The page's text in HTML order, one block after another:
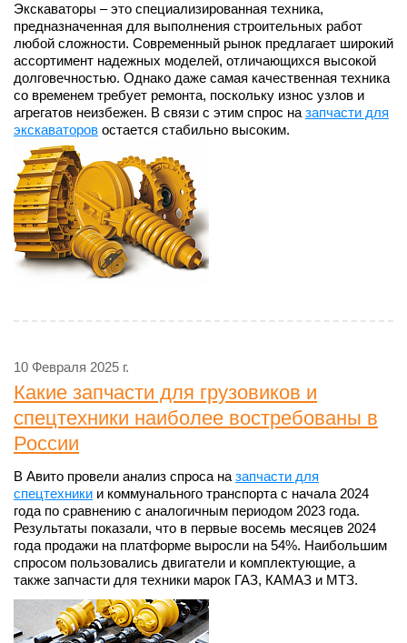
Экскаваторы – это специализированная техника,
предназначенная для выполнения строительных работ
любой сложности. Современный рынок предлагает широкий
ассортимент надежных моделей, отличающихся высокой
долговечностью. Однако даже самая качественная техника
со временем требует ремонта, поскольку износ узлов и
агрегатов неизбежен. В связи с этим спрос на запчасти для
экскаваторов остается стабильно высоким.
10 Февраля 2025 г.
Какие запчасти для грузовиков и
спецтехники наиболее востребованы в
России
В Авито провели анализ спроса на запчасти для
спецтехники и коммунального транспорта с начала 2024
года по сравнению с аналогичным периодом 2023 года.
Результаты показали, что в первые восемь месяцев 2024
года продажи на платформе выросли на 54%. Наибольшим
спросом пользовались двигатели и комплектующие, а
также запчасти для техники марок ГАЗ, КАМАЗ и МТЗ.